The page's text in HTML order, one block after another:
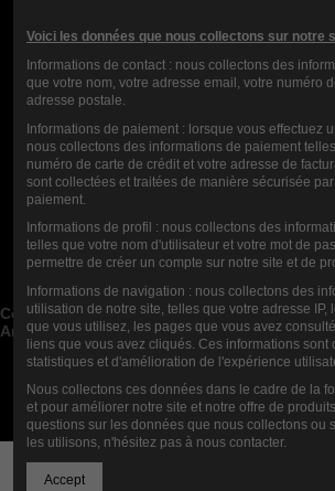
Contact us
Post di blog recenti  
Cerca nel Blog  
Archivi del blog  
Blog Top Autori  
Newsletter
Voici les données que nous collectons sur notre
Informations de contact : nous collectons des
que votre nom, votre adresse email, votre numéro
adresse postale.
Informations de paiement : lorsque vous effectuez
nous collectons des informations de paiement
numéro de carte de crédit et votre adresse de
sont collectées et traitées de manière sécurisée
paiement.
Informations de profil : nous collectons des
telles que votre nom d'utilisateur et votre mot de
permettre de créer un compte sur notre site et de
Informations de navigation : nous collectons des
utilisation de notre site, telles que votre adresse IP,
que vous utilisez, les pages que vous avez
liens que vous avez cliqués. Ces informations sont
statistiques et d'amélioration de l'expérience
Nous collectons ces données dans le cadre de la
et pour améliorer notre site et notre offre de
questions sur les données que nous collectons ou
les utilisons, n'hésitez pas à nous contacter.
Accept